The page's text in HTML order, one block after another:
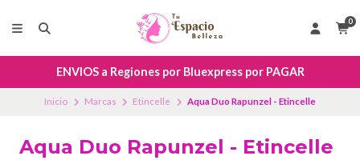
0
ENVIOS a Regiones por Bluexpress por PAGAR
Inicio Marcas Etincelle Aqua Duo Rapunzel - Etincelle
Aqua Duo Rapunzel - Etincelle